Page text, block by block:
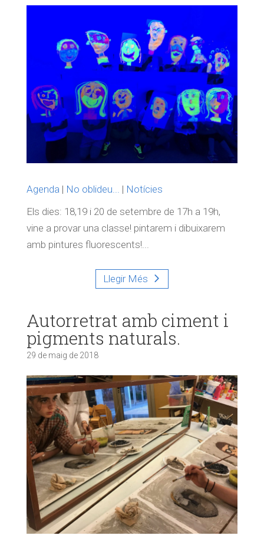
Agenda| No oblideu... | Notícies
Els dies: 18,19 i 20 de setembre de 17h a 19h,
vine a provar una classe! pintarem i dibuixarem
amb pintures fluorescents!...
Llegir Més
Autorretrat amb ciment i
pigments naturals.
29 de maig de 2018